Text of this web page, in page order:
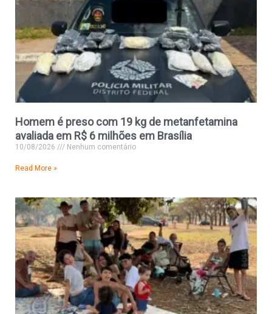
Homem é preso com 19 kg de metanfetamina
avaliada em R$ 6 milhões em Brasília
10/08/2026 Nenhum comentário
Read More »